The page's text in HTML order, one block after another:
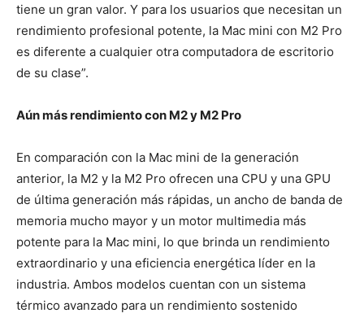
tiene un gran valor. Y para los usuarios que necesitan un
rendimiento profesional potente, la Mac mini con M2 Pro
es diferente a cualquier otra computadora de escritorio
de su clase”.
Aún más rendimiento con M2 y M2 Pro
En comparación con la Mac mini de la generación
anterior, la M2 y la M2 Pro ofrecen una CPU y una GPU
de última generación más rápidas, un ancho de banda de
memoria mucho mayor y un motor multimedia más
potente para la Mac mini, lo que brinda un rendimiento
extraordinario y una eficiencia energética líder en la
industria. Ambos modelos cuentan con un sistema
térmico avanzado para un rendimiento sostenido